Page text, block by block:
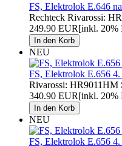
FS, Elektrolok E.646
Rechteck Rivarossi:
249.90 EUR[inkl. 20%
NEU
FS, Elektrolok E.656
Rivarossi: HR9011HM
340.90 EUR[inkl. 20%
NEU
FS, Elektrolok E.656